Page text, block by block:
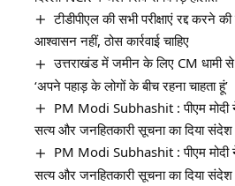
टीडीपीएल की सभी परीक्षाएं रद्द करने
आश्वासन नहीं, ठोस कार्रवाई चाहिए
उत्तराखंड में जमीन के लिए CM धामी
‘अपने पहाड़ के लोगों के बीच रहना चाहता हूं’
PM Modi Subhashit : पीएम
सत्य और जनहितकारी सूचना का दिया संदेश
PM Modi Subhashit : पीएम
सत्य और जनहितकारी सूचना का दिया संदेश